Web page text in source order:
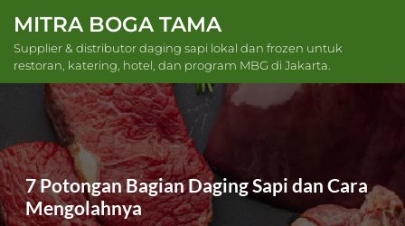
content
MITRA BOGA TAMA
Supplier & distributor daging sapi lokal dan frozen untuk
restoran, katering, hotel, dan program MBG di Jakarta.
7 Potongan Bagian Daging Sapi dan Cara
Mengolahnya